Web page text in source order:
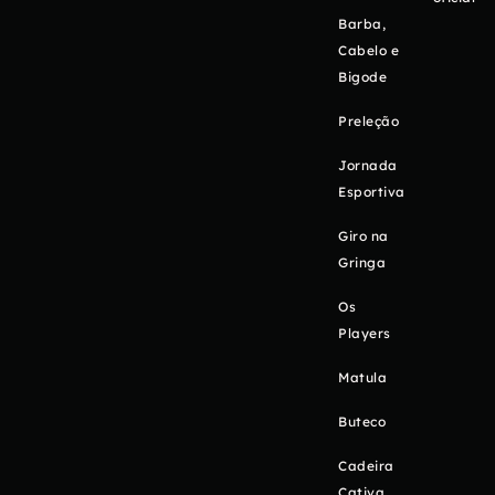
Barba,
Cabelo e
Bigode
Preleção
Jornada
Esportiva
Giro na
Gringa
Os
Players
Matula
Buteco
Cadeira